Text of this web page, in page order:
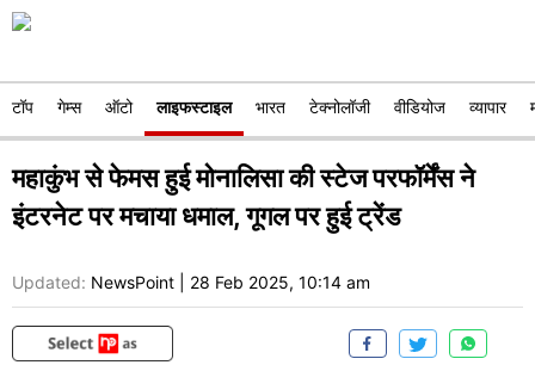
टॉप गेम्स ऑटो लाइफस्टाइल भारत टेक्नोलॉजी वीडियोज व्यापार
महाकुंभ से फेमस हुई मोनालिसा की स्टेज परफॉर्मेंस ने
इंटरनेट पर मचाया धमाल, गूगल पर हुई ट्रेंड
Updated: NewsPoint 28 Feb 2025, 10:14 am